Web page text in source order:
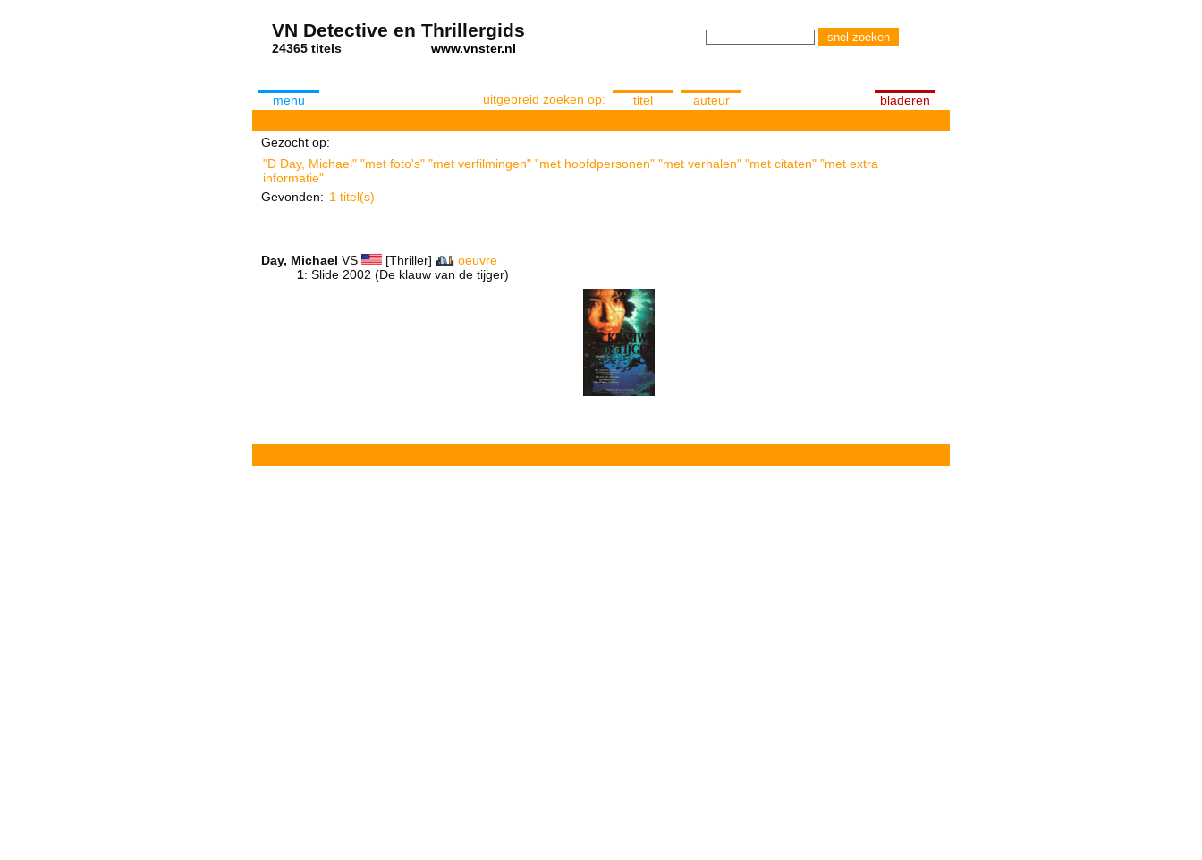
VN Detective en Thrillergids
24365 titels www.vnster.nl
menu uitgebreid zoeken op: titel auteur bladeren
Gezocht op:
"D Day, Michael" "met foto's" "met verfilmingen" "met hoofdpersonen" "met verhalen" "met citaten" "met extra
informatie"
Gevonden: 1 titel(s)
Day, Michael VS [Thriller]
oeuvre
1: Slide 2002 (De klauw van de tijger)